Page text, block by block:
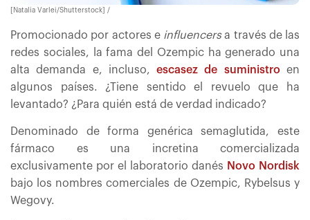
[Natalia Varlei/Shutterstock] /
Promocionado por actores e influencersa través de las
redes sociales, la fama del Ozempic ha generado una
alta demanda e, incluso,escasez de suministroen
algunos países. ¿Tiene sentido el revuelo que ha
levantado? ¿Para quién está de verdad indicado?
Denominado de forma genérica semaglutida, este
fármaco es una incretina comercializada
exclusivamente por el laboratorio danés Novo Nordisk
bajo los nombres comerciales de Ozempic, Rybelsus y
Wegovy.